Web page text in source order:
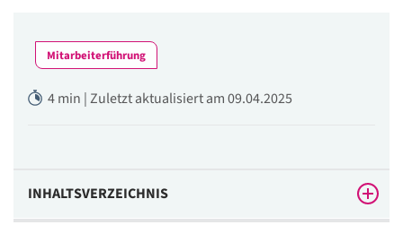
Mitarbeiterführung
4 min | Zuletzt aktualisiert am 09.04.2025
INHALTSVERZEICHNIS